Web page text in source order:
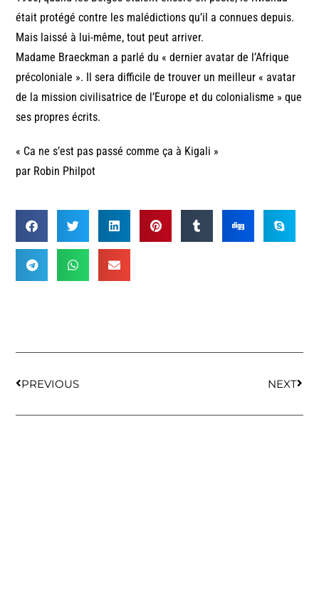
était protégé contre les malédictions qu’il a connues depuis.
Mais laissé à lui-même, tout peut arriver.
Madame Braeckman a parlé du « dernier avatar de l’Afrique
précoloniale ». Il sera difficile de trouver un meilleur « avatar
de la mission civilisatrice de l’Europe et du colonialisme » que
ses propres écrits.
« Ca ne s’est pas passé comme ça à Kigali »
par Robin Philpot
PREVIOUS NEXT